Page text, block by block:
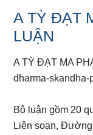
A TỲ ĐẠT
LUẬN
A TỲ ĐẠT MA
dharma-skandha-
Bộ luận gồm 20
Liên soạn,